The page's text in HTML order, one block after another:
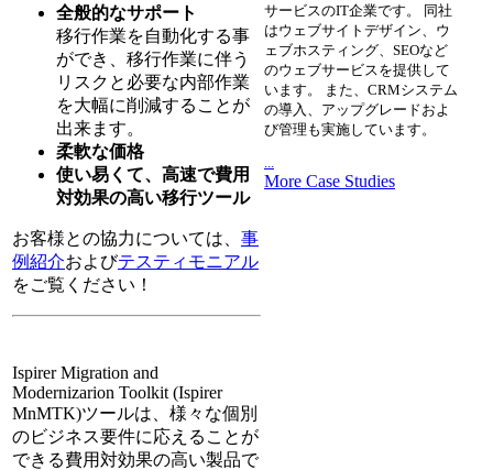
全般的なサポート
移行作業を自動化する事
ができ、移行作業に伴う
リスクと必要な内部作業
を大幅に削減することが
出来ます。
柔軟な価格
使い易くて、高速で費用
対効果の高い移行ツール
お客様との協力については、 事
例紹介およびテスティモニアル
をご覧ください！
Ispirer Migration and
Modernizarion Toolkit (Ispirer
MnMTK)ツールは、様々な個別
のビジネス要件に応えることが
できる費用対効果の高い製品で
サービスのIT企業です。 同社
はウェブサイトデザイン、ウ
ェブホスティング、SEOなど
のウェブサービスを提供して
います。 また、CRMシステム
の導入、アップグレードおよ
び管理も実施しています。
...
More Case Studies